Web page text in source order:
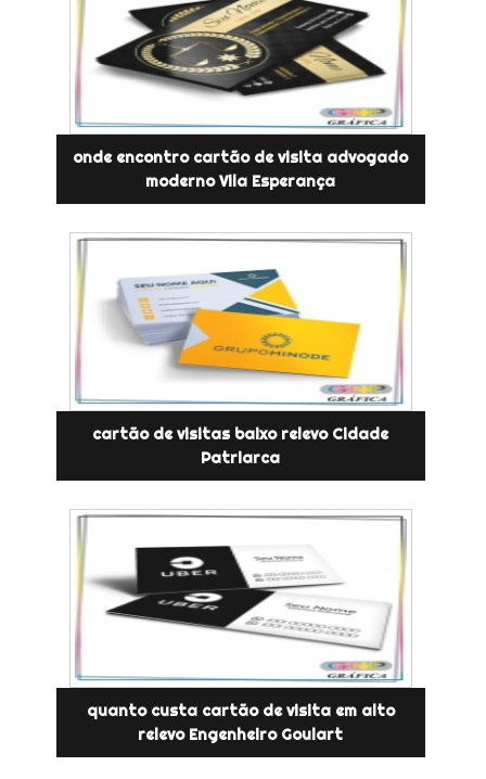
onde encontro cartão de visita advogado
moderno Vila Esperança
cartão de visitas baixo relevo Cidade
Patriarca
quanto custa cartão de visita em alto
relevo Engenheiro Goulart